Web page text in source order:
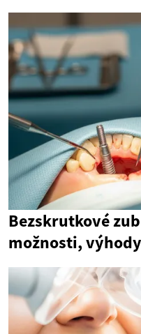
Bezskrutkové
možnosti,